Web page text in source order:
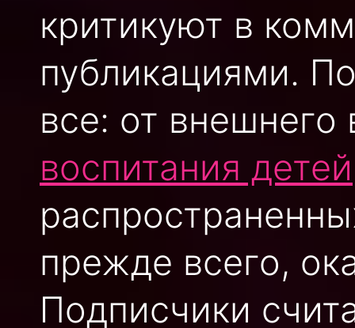
критикуют в
публикациями.
все: от
воспитания детей
прежде всего,
Подписчики